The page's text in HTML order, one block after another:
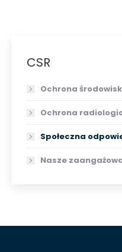
CSR
Ochrona
Ochrona
Społeczna
Nasze